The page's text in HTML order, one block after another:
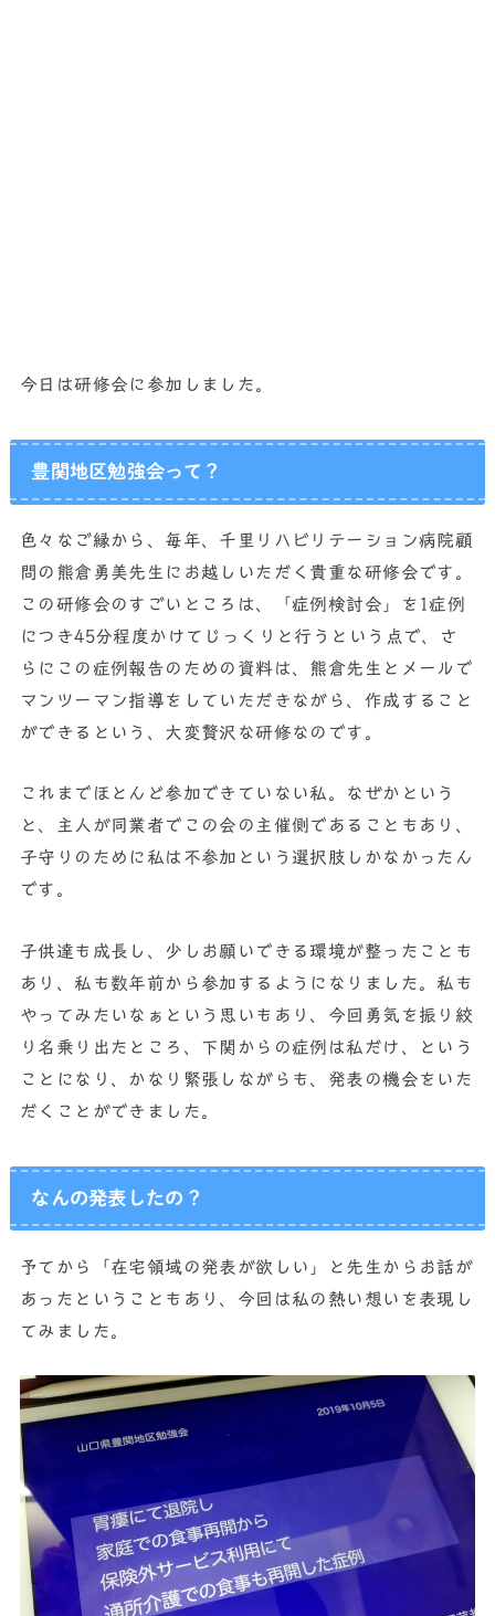
今日は研修会に参加しました。
豊関地区勉強会って？
色々なご縁から、毎年、千里リハビリテーション病院顧
問の熊倉勇美先生にお越しいただく貴重な研修会です。
この研修会のすごいところは、「症例検討会」を1症例
につき45分程度かけてじっくりと行うという点で、さ
らにこの症例報告のための資料は、熊倉先生とメールで
マンツーマン指導をしていただきながら、作成すること
ができるという、大変贅沢な研修なのです。
これまでほとんど参加できていない私。なぜかという
と、主人が同業者でこの会の主催側であることもあり、
子守りのために私は不参加という選択肢しかなかったん
です。
子供達も成長し、少しお願いできる環境が整ったことも
あり、私も数年前から参加するようになりました。私も
やってみたいなぁという思いもあり、今回勇気を振り絞
り名乗り出たところ、下関からの症例は私だけ、という
ことになり、かなり緊張しながらも、発表の機会をいた
だくことができました。
なんの発表したの？
予てから「在宅領域の発表が欲しい」と先生からお話が
あったということもあり、今回は私の熱い想いを表現し
てみました。